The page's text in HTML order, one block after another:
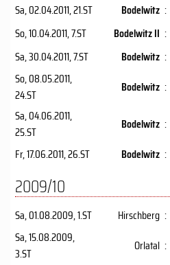
Sa, 02.04.2011, 21.ST Bodelwitz :
So, 10.04.2011, 7.ST Bodelwitz II :
Sa, 30.04.2011, 7.ST Bodelwitz :
So, 08.05.2011,
24.ST
Bodelwitz :
Sa, 04.06.2011,
25.ST
Bodelwitz :
Fr, 17.06.2011, 26.ST Bodelwitz :
2009/10
Sa, 01.08.2009, 1.ST Hirschberg :
Sa, 15.08.2009,
3.ST
Orlatal :